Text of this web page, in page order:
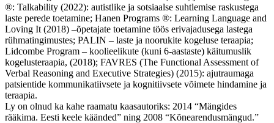
®: Talkability (2022): autistlike ja sotsiaalse suhtlemise raskustega
laste perede toetamine; Hanen Programs ®: Learning Language and
Loving It (2018) –õpetajate toetamine töös erivajadusega lastega
rühmatingimustes; PALIN – laste ja noorukite kogeluse teraapia;
Lidcombe Program – koolieelikute (kuni 6-aastaste) käitumuslik
kogelusteraapia, (2018); FAVRES (The Functional Assessment of
Verbal Reasoning and Executive Strategies) (2015): ajutraumaga
patsientide kommunikatiivsete ja kognitiivsete võimete hindamine ja
teraapia.
Ly on olnud ka kahe raamatu kaasautoriks: 2014 “Mängides
rääkima. Eesti keele käänded” ning 2008 “Kõnearendusmängud.”